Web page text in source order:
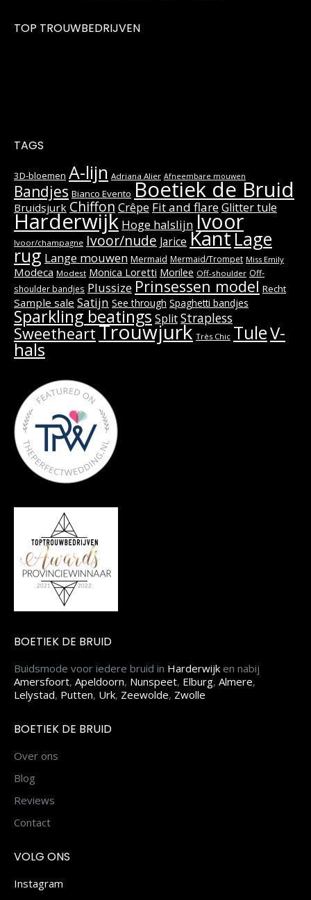
TOP TROUWBEDRIJVEN
TAGS
3D-bloemen A-lijn Adriana Alier Afneembare mouwen
Bandjes Bianco Evento Boetiek de Bruid
Bruidsjurk Chiffon Crêpe Fit and flareGlitter tule
Harderwijk Hoge halslijnIvoor
Ivoor/champagne Ivoor/nude Jarice KantLage
rug Lange mouwen Mermaid Mermaid/Trompet Miss Emily
Modeca Modest Monica Loretti Morilee Off-shoulder Off-
shoulder bandjes Plussize Prinsessen model Recht
Sample sale Satijn See through Spaghetti bandjes
Sparkling beatings SplitStrapless
SweetheartTrouwjurk Très Chic TuleV-
hals
BOETIEK DE BRUID
Buidsmode voor iedere bruid in Harderwijk en nabij
Amersfoort, Apeldoorn, Nunspeet, Elburg, Almere,
Lelystad, Putten, Urk, Zeewolde, Zwolle
BOETIEK DE BRUID
Over ons
Blog
Reviews
Contact
VOLG ONS
Instagram